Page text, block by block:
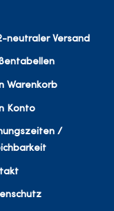
neutraler Versand
Warenkorb
Konto
/